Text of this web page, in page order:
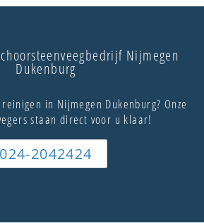
Nijmegen
Dukenburg
in Nijmegen Dukenburg? Onze
staan direct voor u klaar!
024-2042424